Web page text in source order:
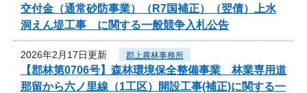
交付金（通常砂防事業）（R7国補正）（翌債）上水
洞えん堤工事 に関する一般競争入札公告
2026年2月17日更新 郡上農林事務所
【郡林第0706号】森林環境保全整備事業 林業専用道
那留から六ノ里線（1工区）開設工事(補正)に関する一